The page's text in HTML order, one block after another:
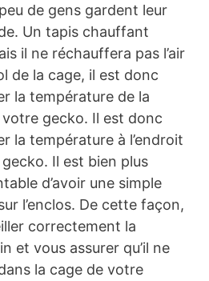
de gens gardent leur
Un tapis chauffant
il ne réchauffera pas l’air
de la cage, il est donc
la température de la
gecko. Il est donc
la température à l’endroit
Il est bien plus
d’avoir une simple
l’enclos. De cette façon,
correctement la
et vous assurer qu’il ne
la cage de votre